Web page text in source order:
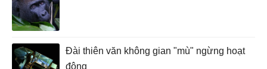
Đài thiên văn không gian "mù" ngừng hoạt
động